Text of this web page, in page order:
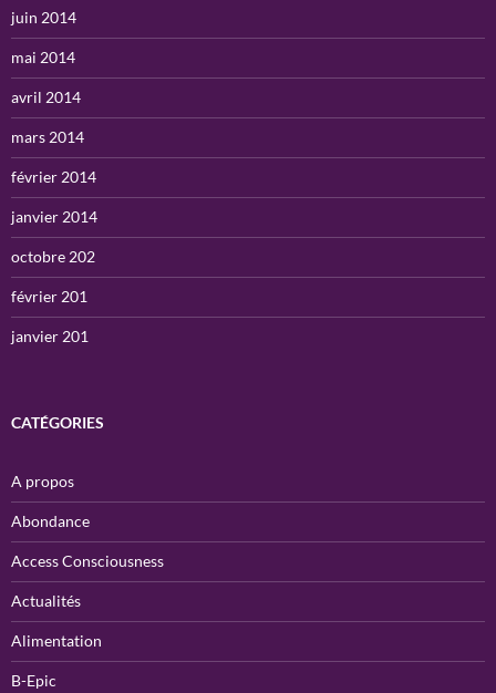
juin 2014
mai 2014
avril 2014
mars 2014
février 2014
janvier 2014
octobre 202
février 201
janvier 201
CATÉGORIES
A propos
Abondance
Access Consciousness
Actualités
Alimentation
B-Epic